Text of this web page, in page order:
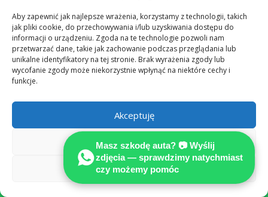
Aby zapewnić jak najlepsze wrażenia, korzystamy z technologii, takich
jak pliki cookie, do przechowywania i/lub uzyskiwania dostępu do
informacji o urządzeniu. Zgoda na te technologie pozwoli nam
przetwarzać dane, takie jak zachowanie podczas przeglądania lub
unikalne identyfikatory na tej stronie. Brak wyrażenia zgody lub
wycofanie zgody może niekorzystnie wpłynąć na niektóre cechy i
funkcje.
Akceptuję
Odmów
Zobacz preferencje
Rzeczoznawców Techniki Samochodowej
MOTOEXPERT
SPECJALIZUJEMY SIĘ W OCENIE USZKODZEŃ
POJAZDÓW POWYPADKOWYCH
naprawy na podstawie prawa
niemieckiego.

Masz szkodę auta? 📷 Wyślij
zdjęcia — sprawdzimy natychmiast
czy możemy pomóc